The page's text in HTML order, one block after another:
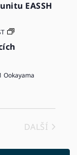
EASSH
ORCID
Ookayama
DALŠÍ